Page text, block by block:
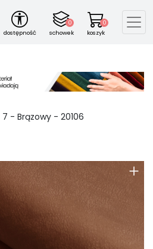
dostępność
0
schowek
0
koszyk
7 - Brązowy - 20106
+